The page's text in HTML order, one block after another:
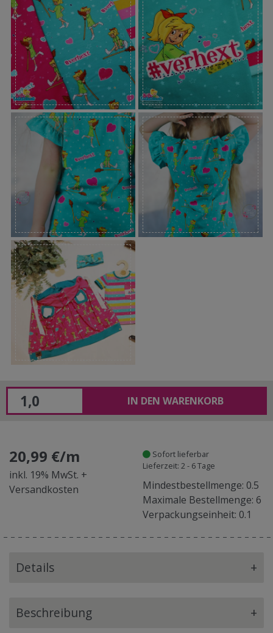
IN DEN WARENKORB
20,99 €/m
inkl. 19% MwSt. +
Versandkosten
Sofort lieferbar
Lieferzeit: 2 - 6 Tage
Mindestbestellmenge: 0.5
Maximale Bestellmenge: 6
Verpackungseinheit: 0.1
Details +
Beschreibung +